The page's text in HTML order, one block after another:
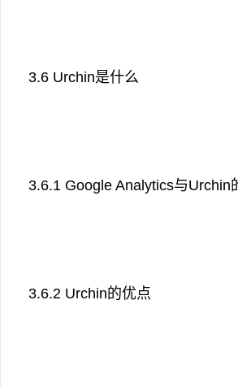
3.6 Urchin是什么
3.6.1 Google Analytics与Urchin
3.6.2 Urchin的优点